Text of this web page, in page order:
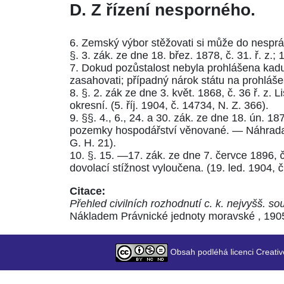
D. Z řízení nesporného.
6. Zemský výbor stěžovati si může do
§. 3. zák. ze dne 18. břez. 1878, č. 31. ř. z.;
7. Dokud pozůstalost nebyla prohlášena
zasahovati; případný nárok státu na
8. §. 2. zák ze dne 3. květ. 1868, č. 36 ř. z.
okresní. (5. říj. 1904, č. 14734, N. Z. 366).
9. §§. 4., 6., 24. a 30. zák. ze dne 18. ún.
pozemky hospodářství věnované. —
G. H. 21).
10. §. 15. —17. zák. ze dne 7. červce 1896,
dovolací stížnost vyloučena. (19. led. 1904,
Citace:
Přehled civilních rozhodnutí c. k. nejvyšš.
Nákladem Právnické jednoty moravské ,
Obsah podléhá licenci